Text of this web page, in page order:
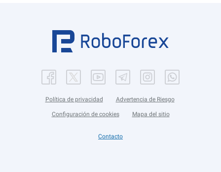
Política de privacidad Advertencia de Riesgo
Configuración de cookies Mapa del sitio
Contacto